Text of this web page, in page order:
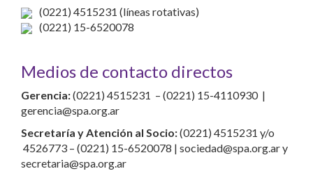
(0221) 4515231 (líneas rotativas)
(0221) 15-6520078
Medios de contacto directos
Gerencia:(0221) 4515231 – (0221) 15-4110930 |
gerencia@spa.org.ar
Secretaría y Atención al Socio:(0221) 4515231 y/o
4526773 – (0221) 15-6520078 | sociedad@spa.org.ar y
secretaria@spa.org.ar